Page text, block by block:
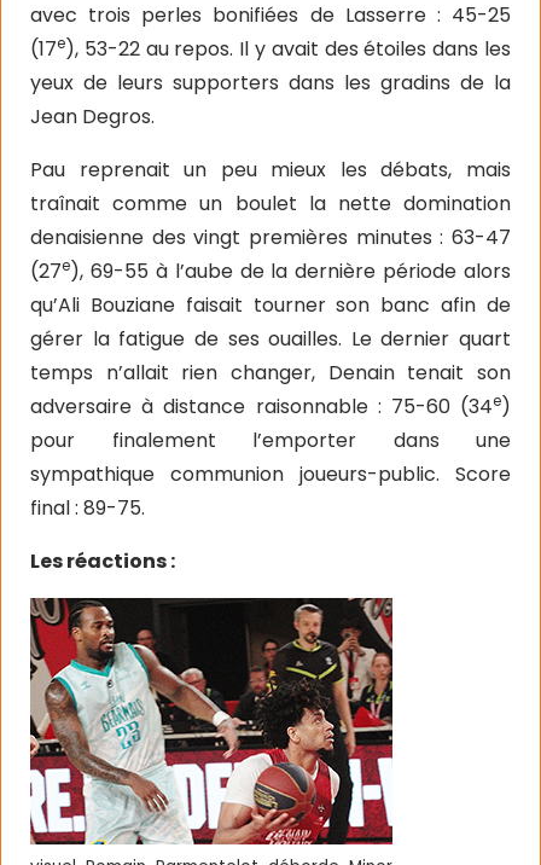
avec trois perles bonifiées de Lasserre : 45-25
(17e), 53-22 au repos. Il y avait des étoiles dans les
yeux de leurs supporters dans les gradins de la
Jean Degros.
Pau reprenait un peu mieux les débats, mais
traînait comme un boulet la nette domination
denaisienne des vingt premières minutes : 63-47
(27e), 69-55 à l’aube de la dernière période alors
qu’Ali Bouziane faisait tourner son banc afin de
gérer la fatigue de ses ouailles. Le dernier quart
temps n’allait rien changer, Denain tenait son
adversaire à distance raisonnable : 75-60 (34e)
pour finalement l’emporter dans une
sympathique communion joueurs-public. Score
final : 89-75.
Les réactions :